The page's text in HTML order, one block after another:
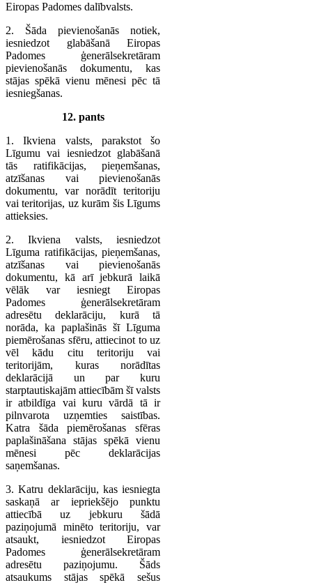
Eiropas Padomes dalībvalsts.
2. Šāda pievienošanās notiek,
iesniedzot glabāšanā Eiropas
Padomes ģenerālsekretāram
pievienošanās dokumentu, kas
stājas spēkā vienu mēnesi pēc tā
iesniegšanas.
12. pants
1. Ikviena valsts, parakstot šo
Līgumu vai iesniedzot glabāšanā
tās ratifikācijas, pieņemšanas,
atzīšanas vai pievienošanās
dokumentu, var norādīt teritoriju
vai teritorijas, uz kurām šis Līgums
attieksies.
2. Ikviena valsts, iesniedzot
Līguma ratifikācijas, pieņemšanas,
atzīšanas vai pievienošanās
dokumentu, kā arī jebkurā laikā
vēlāk var iesniegt Eiropas
Padomes ģenerālsekretāram
adresētu deklarāciju, kurā tā
norāda, ka paplašinās šī Līguma
piemērošanas sfēru, attiecinot to uz
vēl kādu citu teritoriju vai
teritorijām, kuras norādītas
deklarācijā un par kuru
starptautiskajām attiecībām šī valsts
ir atbildīga vai kuru vārdā tā ir
pilnvarota uzņemties saistības.
Katra šāda piemērošanas sfēras
paplašināšana stājas spēkā vienu
mēnesi pēc deklarācijas
saņemšanas.
3. Katru deklarāciju, kas iesniegta
saskaņā ar iepriekšējo punktu
attiecībā uz jebkuru šādā
paziņojumā minēto teritoriju, var
atsaukt, iesniedzot Eiropas
Padomes ģenerālsekretāram
adresētu paziņojumu. Šāds
atsaukums stājas spēkā sešus